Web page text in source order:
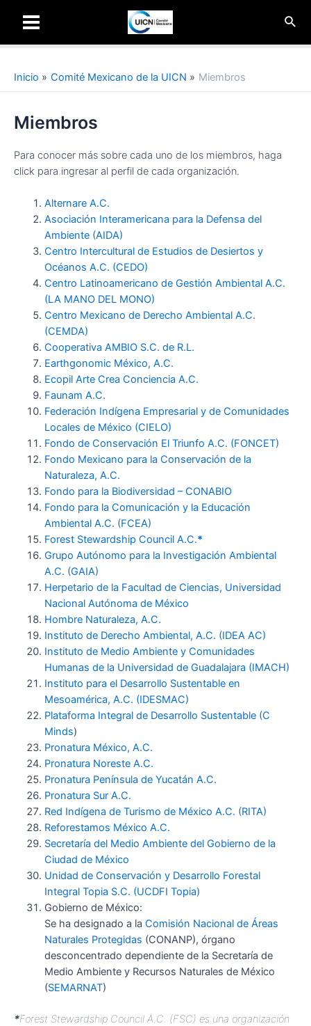
Main
Inicio Comité Mexicano de la UICN Miembros
Miembros
Para conocer más sobre cada uno de los miembros, haga
click para ingresar al perfil de cada organización.
Alternare A.C.
Asociación Interamericana para la Defensa del
Ambiente (AIDA)
Centro Intercultural de Estudios de Desiertos y
Océanos A.C. (CEDO)
Centro Latinoamericano de Gestión Ambiental A.C.
(LA MANO DEL MONO)
Centro Mexicano de Derecho Ambiental A.C.
(CEMDA)
Cooperativa AMBIO S.C. de R.L.
Earthgonomic México, A.C.
Ecopil Arte Crea Conciencia A.C.
Faunam A.C.
Federación Indígena Empresarial y de Comunidades
Locales de México (CIELO)
Fondo de Conservación El Triunfo A.C. (FONCET)
Fondo Mexicano para la Conservación de la
Naturaleza, A.C.
Fondo para la Biodiversidad – CONABIO
Fondo para la Comunicación y la Educación
Ambiental A.C. (FCEA)
Forest Stewardship Council A.C.*
Grupo Autónomo para la Investigación Ambiental
A.C. (GAIA)
Herpetario de la Facultad de Ciencias, Universidad
Nacional Autónoma de México
Hombre Naturaleza, A.C.
Instituto de Derecho Ambiental, A.C. (IDEA AC)
Instituto de Medio Ambiente y Comunidades
Humanas de la Universidad de Guadalajara (IMACH)
Instituto para el Desarrollo Sustentable en
Mesoamérica, A.C. (IDESMAC)
Plataforma Integral de Desarrollo Sustentable (C
Minds)
Pronatura México, A.C.
Pronatura Noreste A.C.
Pronatura Península de Yucatán A.C.
Pronatura Sur A.C.
Red Indígena de Turismo de México A.C. (RITA)
Reforestamos México A.C.
Secretaría del Medio Ambiente del Gobierno de la
Ciudad de México
Unidad de Conservación y Desarrollo Forestal
Integral Topia S.C. (UCDFI Topia)
Gobierno de México:
Se ha designado a la Comisión Nacional de Áreas
Naturales Protegidas (CONANP), órgano
desconcentrado dependiente de la Secretaría de
Medio Ambiente y Recursos Naturales de México
(SEMARNAT)
*Forest Stewardship Council A.C. (FSC) es una organización